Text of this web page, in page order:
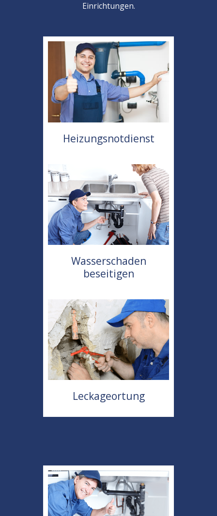
Einrichtungen.
Heizungsnotdienst
Wasserschaden
beseitigen
Leckageortung